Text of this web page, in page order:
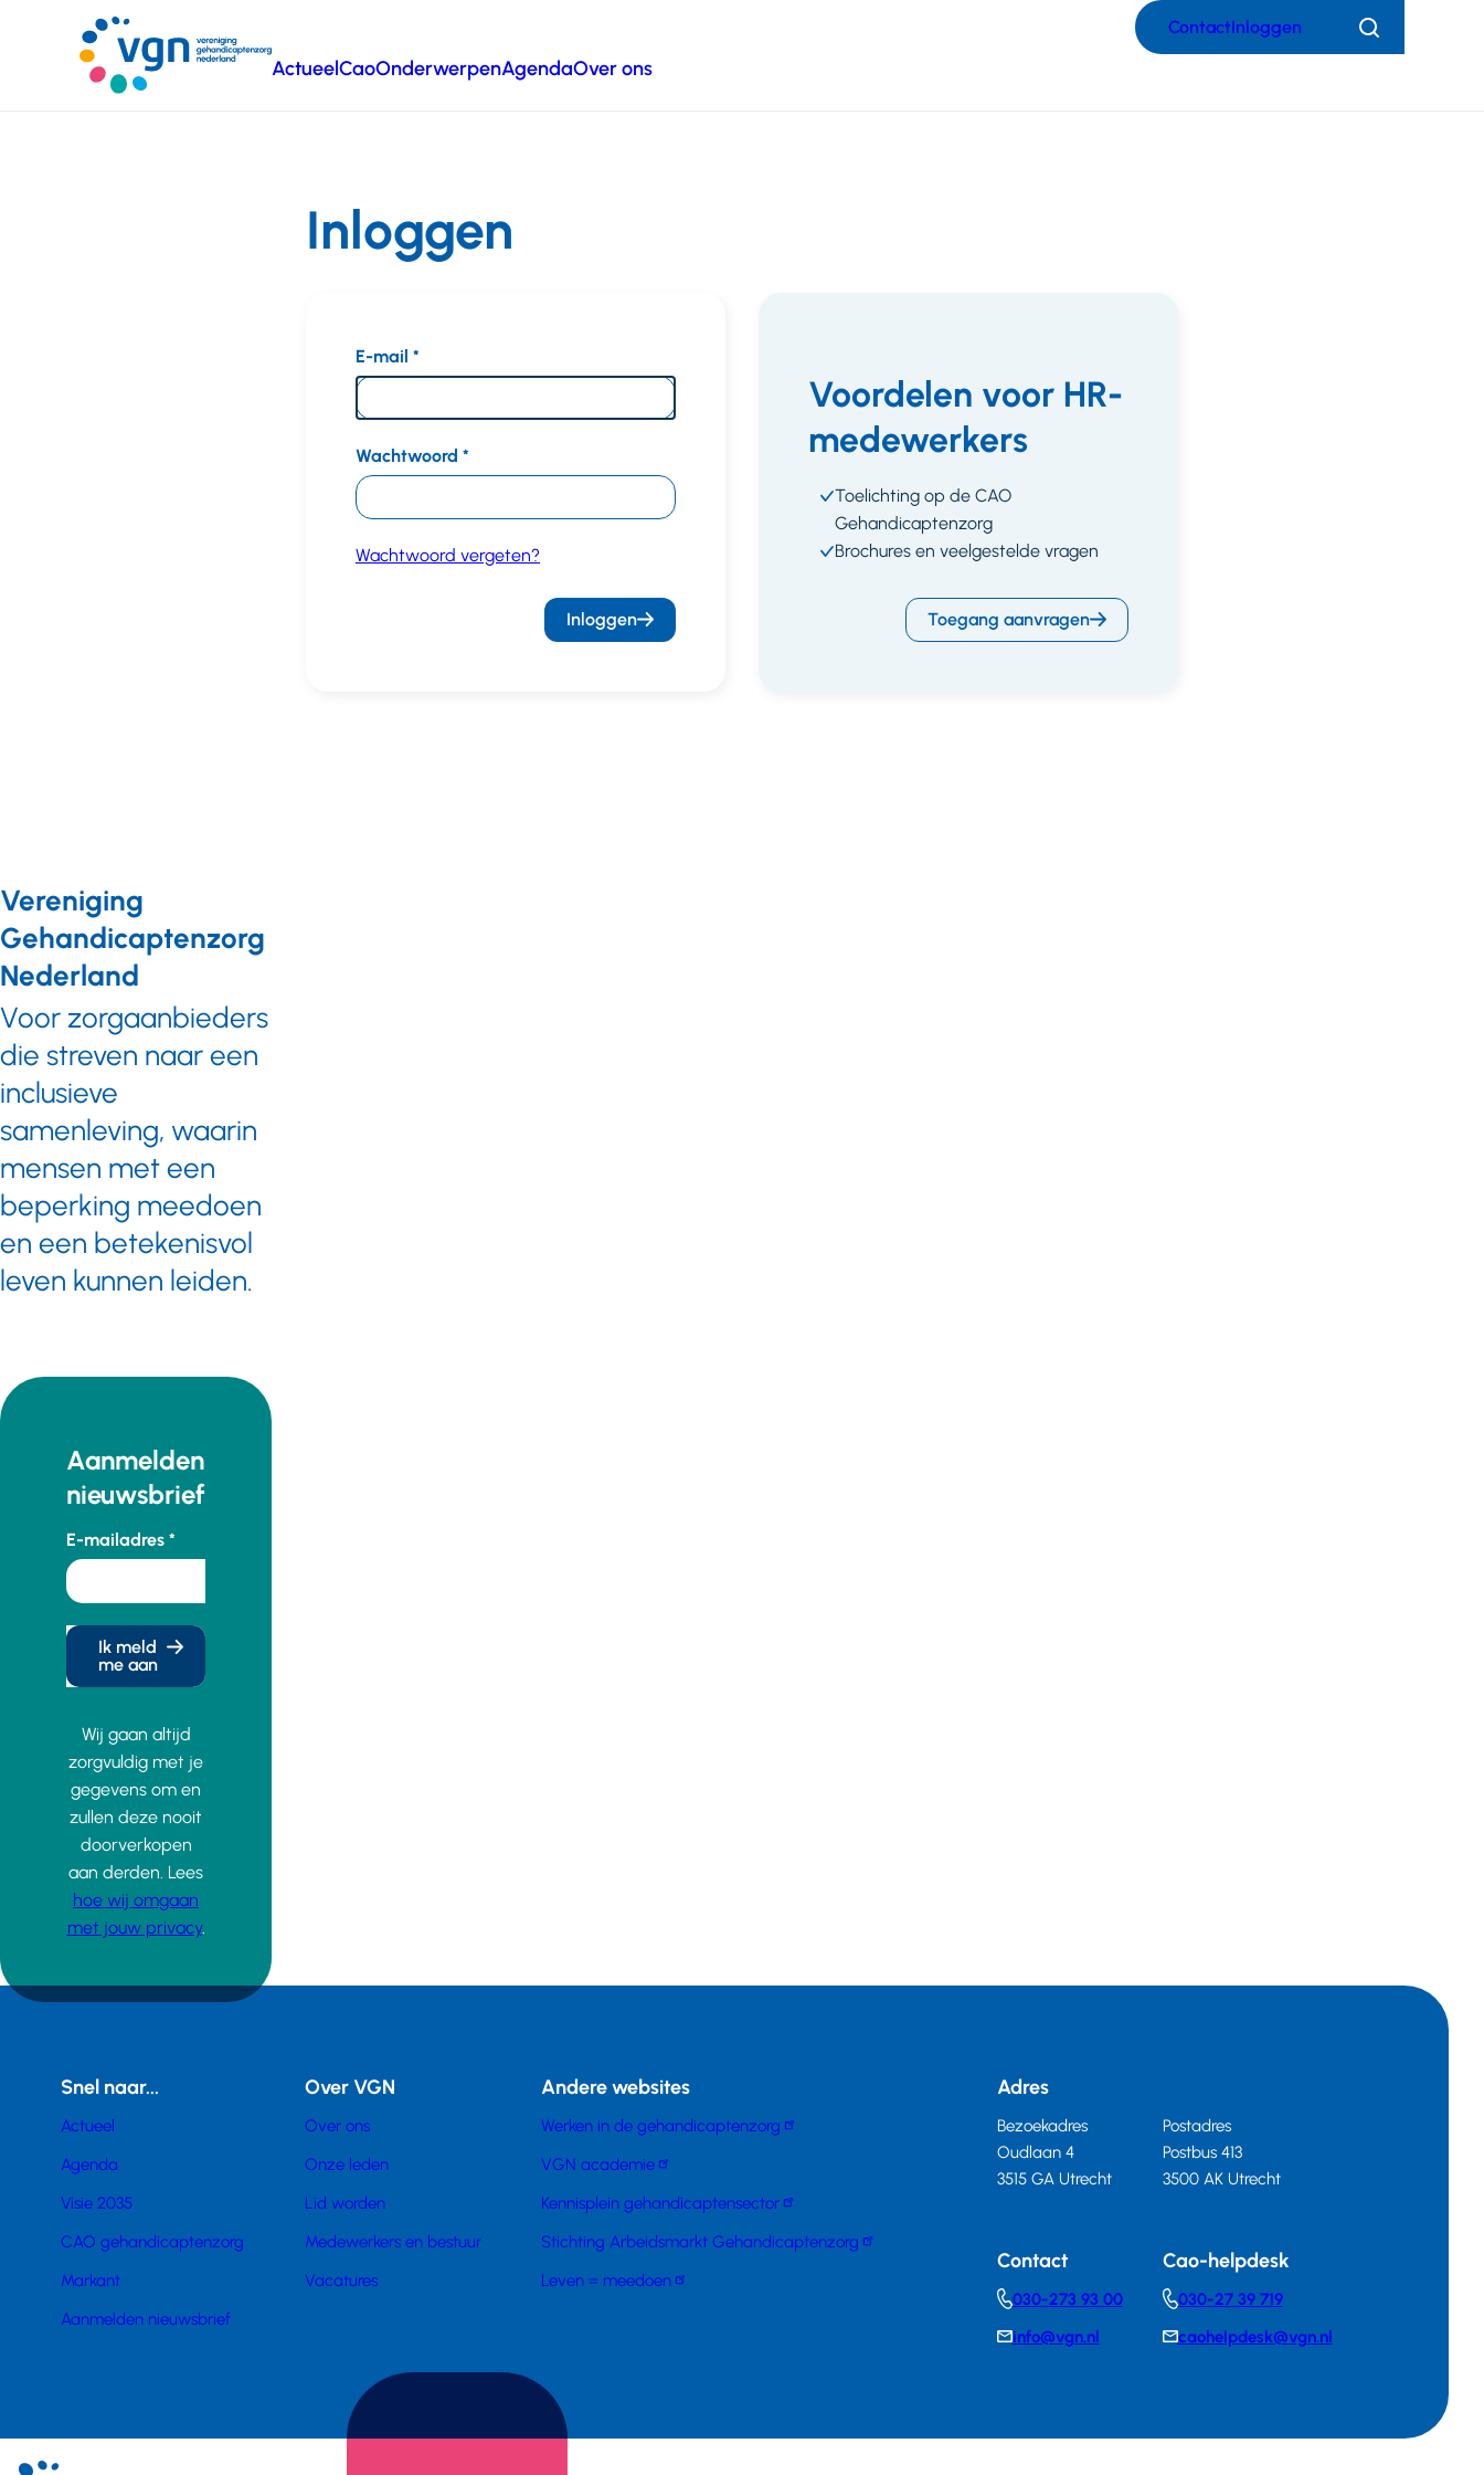
hoofdinhoud
ActueelCaoOnderwerpenAgendaOver ons
ContactInloggen Zoeken
Inloggen
E-mail
Wachtwoord
Wachtwoord vergeten?
Inloggen
Voordelen voor HR-
medewerkers
Toelichting op de CAO
Gehandicaptenzorg
Brochures en veelgestelde vragen
Toegang aanvragen
Vereniging
Gehandicaptenzorg
Nederland
Voor zorgaanbieders
die streven naar een
inclusieve
samenleving, waarin
mensen met een
beperking meedoen
en een betekenisvol
leven kunnen leiden.
Aanmelden
nieuwsbrief
E-mailadres
Ik meld
me aan
Wij gaan altijd
zorgvuldig met je
gegevens om en
zullen deze nooit
doorverkopen
aan derden. Lees
hoe wij omgaan
met jouw privacy.
Snel naar...
Actueel
Agenda
Visie 2035
CAO gehandicaptenzorg
Markant
Aanmelden nieuwsbrief
Over VGN
Over ons
Onze leden
Lid worden
Medewerkers en bestuur
Vacatures
Andere websites
Werken in de gehandicaptenzorg
VGN academie
Kennisplein gehandicaptensector
Stichting Arbeidsmarkt Gehandicaptenzorg
Leven = meedoen
Adres
Bezoekadres
Oudlaan 4
3515 GA Utrecht
Postadres
Postbus 413
3500 AK Utrecht
Contact
Telephonenumber
030-273 93 00
E-info@vgn.nl
Cao-helpdesk
Telephonenumber
030-27 39 719
E-caohelpdesk@vgn.nl